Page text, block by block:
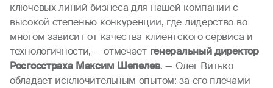
ключевых линий бизнеса для нашей компании с
высокой степенью конкуренции, где лидерство во
многом зависит от качества клиентского сервиса и
технологичности, — отмечает генеральный директор
Росгосстраха Максим Шепелев. — Олег Витько
обладает исключительным опытом: за его плечами